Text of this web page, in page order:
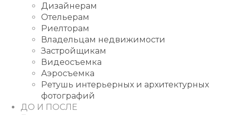
Дизайнерам
Отельерам
Риелторам
Владельцам недвижимости
Застройщикам
Видеосъемка
Аэросъемка
Ретушь интерьерных и архитектурных
фотографий
ДО И ПОСЛЕ